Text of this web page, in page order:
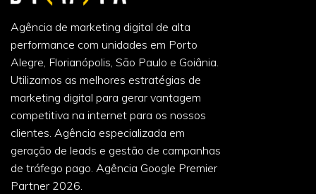
Agência de marketing digital de alta
performance com unidades em Porto
Alegre, Florianópolis, São Paulo e Goiânia.
Utilizamos as melhores estratégias de
marketing digital para gerar vantagem
competitiva na internet para os nossos
clientes. Agência especializada em
geração de leads e gestão de campanhas
de tráfego pago. Agência Google Premier
Partner 2026.